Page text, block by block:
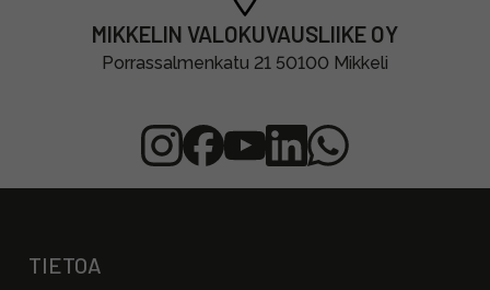
MIKKELIN VALOKUVAUSLIIKE OY
Porrassalmenkatu 21 50100 Mikkeli
TIETOA